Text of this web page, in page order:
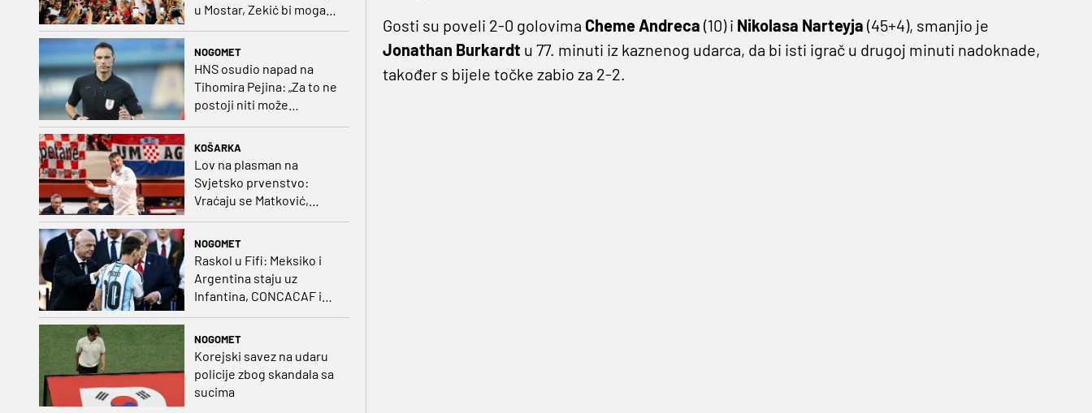
u Mostar, Zekić bi mogao
NOGOMET
HNS osudio napad na
Tihomira Pejina: „Za to ne
postoji niti može
KOŠARKA
Lov na plasman na
Svjetsko prvenstvo:
Vraćaju se Matković,
Nakić i Drežnjak
NOGOMET
Raskol u Fifi: Meksiko i
Argentina staju uz
Infantina, CONCACAF i
NOGOMET
Korejski savez na udaru
policije zbog skandala sa
sucima
Gosti su poveli 2-0 golovima Cheme Andreca (10) i Nikolasa Narteyja (45+4), smanjio je
Jonathan Burkardt u 77. minuti iz kaznenog udarca, da bi isti igrač u drugoj minuti nadoknade,
također s bijele točke zabio za 2-2.